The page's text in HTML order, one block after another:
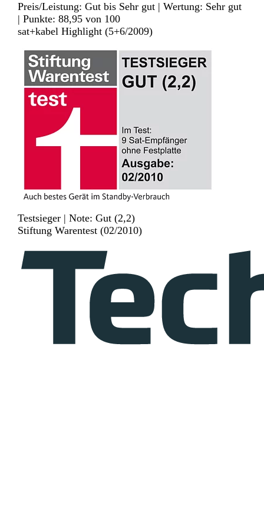
Preis/Leistung: Gut bis Sehr gut | Wertung: Sehr gut
| Punkte: 88,95 von 100
sat+kabel Highlight (5+6/2009)
Testsieger | Note: Gut (2,2)
Stiftung Warentest (02/2010)